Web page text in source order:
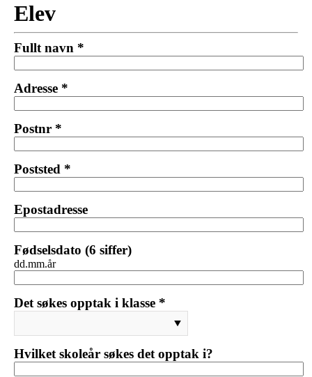
Elev
Fullt navn *
Adresse *
Postnr *
Poststed *
Epostadresse
Fødselsdato (6 siffer)
dd.mm.år
Det søkes opptak i klasse *
Hvilket skoleår søkes det opptak i?